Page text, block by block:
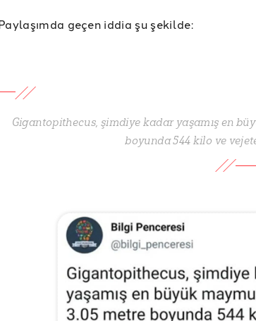
geçen iddia şu şekilde:
Gigantopithecus, şimdiye kadar yaşamış en
boyunda 544 kilo ve